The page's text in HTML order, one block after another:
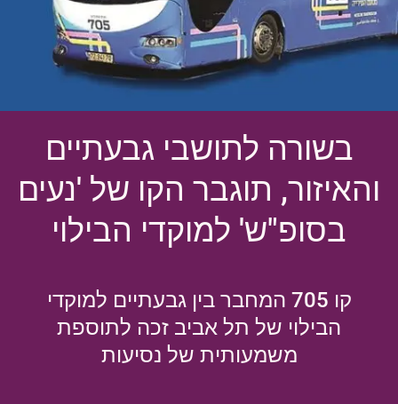
בשורה לתושבי גבעתיים
והאיזור, תוגבר הקו של 'נעים
בסופ"ש' למוקדי הבילוי
קו 705 המחבר בין גבעתיים למוקדי
הבילוי של תל אביב זכה לתוספת
משמעותית של נסיעות